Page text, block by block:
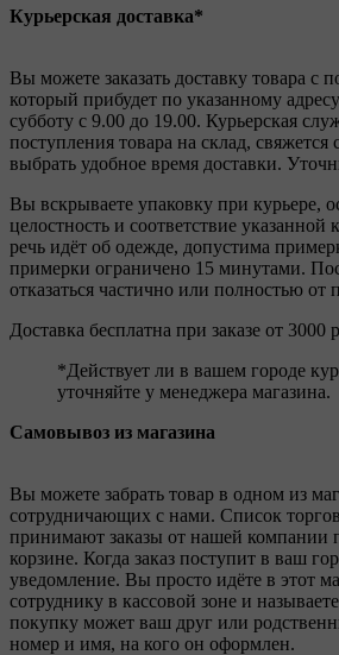
Курьерская доставка*
Вы можете заказать доставку товара с
который прибудет по указанному
субботу с 9.00 до 19.00. Курьерская
поступления товара на склад,
выбрать удобное время доставки.
Вы вскрываете упаковку при курьере,
целостность и соответствие
речь идёт об одежде, допустима
примерки ограничено 15 минутами.
отказаться частично или полностью от
Доставка бесплатна при заказе от 3000
*Действует ли в вашем городе
уточняйте у менеджера магазина.
Самовывоз из магазина
Вы можете забрать товар в одном из
сотрудничающих с нами. Список
принимают заказы от нашей компании
корзине. Когда заказ поступит в ваш
уведомление. Вы просто идёте в этот
сотруднику в кассовой зоне и
покупку может ваш друг или
номер и имя, на кого он оформлен.